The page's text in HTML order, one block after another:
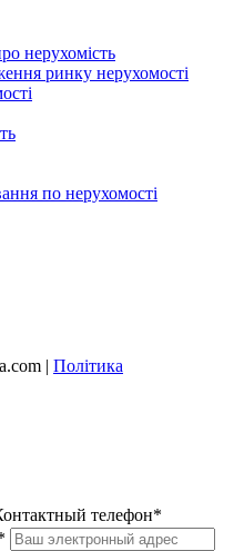
нерухомість
ринку нерухомості
по нерухомості
| Політика
телефон*